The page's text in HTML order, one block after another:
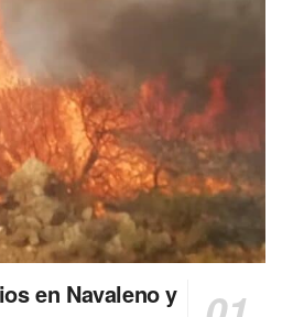
en Navaleno y